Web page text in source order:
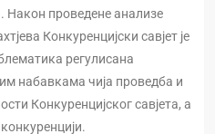
Након проведене анализе
Конкуренцијски савјет је
регулисана
набавкама чија проведба и
Конкуренцијског савјета, а